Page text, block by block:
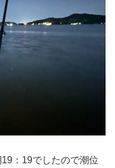
：19でしたので潮位